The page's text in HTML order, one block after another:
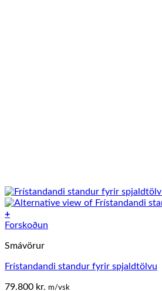
+
Forskoðun
Smávörur
Frístandandi standur fyrir spjaldtölvu
79.800 kr. m/vsk